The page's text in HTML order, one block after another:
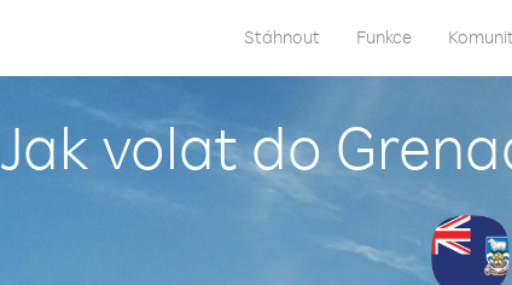
Stáhnout Funkce
Jak volat do